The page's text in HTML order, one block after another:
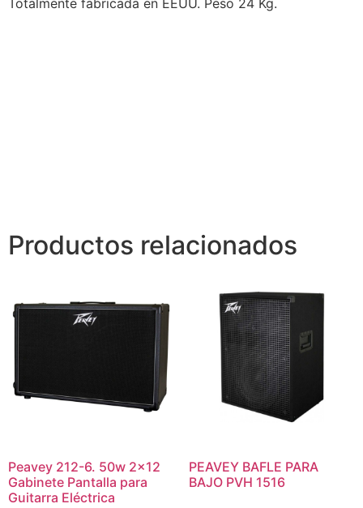
Productos relacionados
Peavey 212-6. 50w 2×12
Gabinete Pantalla para
Guitarra Eléctrica
PEAVEY BAFLE PARA
BAJO PVH 1516